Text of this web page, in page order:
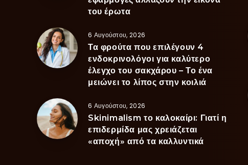
του έρωτα
6 Αυγούστου, 2026
Τα φρούτα που επιλέγουν 4
ενδοκρινολόγοι για καλύτερο
έλεγχο του σακχάρου – Το ένα
μειώνει το λίπος στην κοιλιά
6 Αυγούστου, 2026
Skinimalism το καλοκαίρι: Γιατί η
επιδερμίδα μας χρειάζεται
«αποχή» από τα καλλυντικά